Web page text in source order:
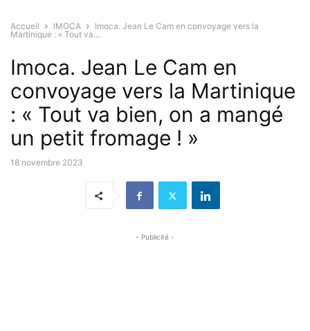
Accueil IMOCA
Imoca. Jean Le Cam en convoyage vers la
Martinique : « Tout va...
Imoca. Jean Le Cam en
convoyage vers la Martinique
: « Tout va bien, on a mangé
un petit fromage ! »
18 novembre 2023
- Publicité -